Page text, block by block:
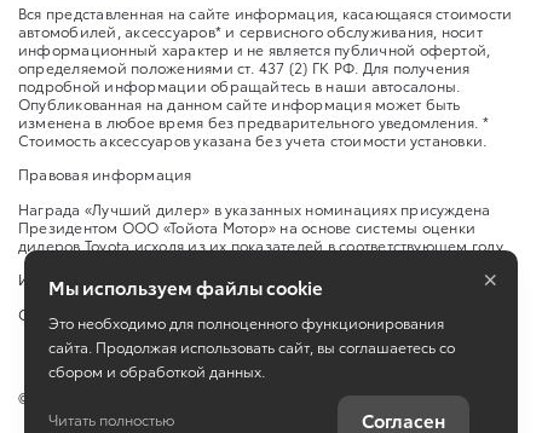
Вся представленная на сайте информация, касающаяся стоимости
автомобилей, аксессуаров* и сервисного обслуживания, носит
информационный характер и не является публичной офертой,
определяемой положениями ст. 437 (2) ГК РФ. Для получения
подробной информации обращайтесь в наши автосалоны.
Опубликованная на данном сайте информация может быть
изменена в любое время без предварительного уведомления. *
Стоимость аксессуаров указана без учета стоимости установки.
Правовая информация
Награда «Лучший дилер» в указанных номинациях присуждена
Президентом ООО «Тойота Мотор» на основе системы оценки
дилеров Toyota исходя из их показателей в соответствующем году.
Изменить настройку cookies
Сбросить cookie
©
Мы используем файлы cookie
Это необходимо для полноценного функционирования
сайта. Продолжая использовать сайт, вы соглашаетесь со
сбором и обработкой данных.
Читать полностью Согласен
×